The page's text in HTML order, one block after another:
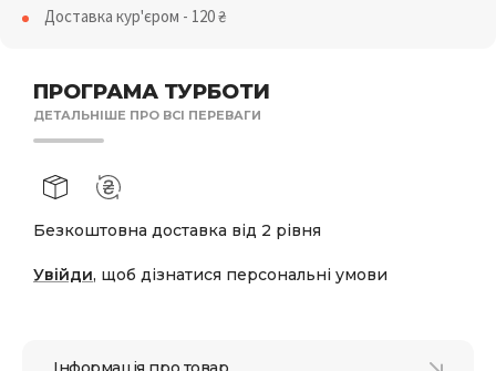
ПРОГРАМА ТУРБОТИ
ДЕТАЛЬНІШЕ ПРО ВСІ ПЕРЕВАГИ
Безкоштовна доставка від 2 рівня
Увійди, щоб дізнатися персональні умови
Доставка кур'єром - 120₴